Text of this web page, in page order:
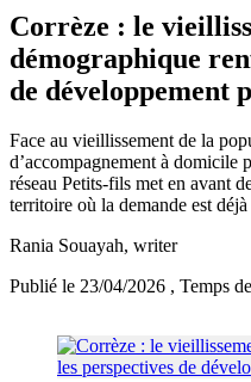
Corrèze : le
démographique
de développement
Face au vieillissement de la
d’accompagnement à domicile
réseau Petits-fils met en avant
territoire où la demande est déjà
Rania Souayah, writer
Publié le 23/04/2026 , Temps